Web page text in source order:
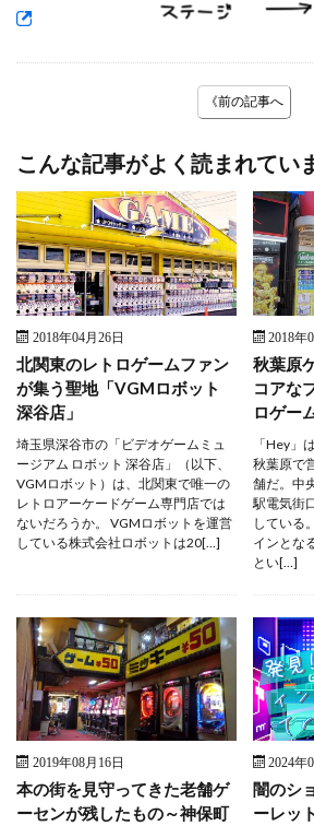
《前の記事へ
こんな記事がよく読まれてい
2018年04月26日
北関東のレトロゲームファン
が集う聖地「VGMロボット
深谷店」
埼玉県深谷市の「ビデオゲームミュ
ージアム ロボット 深谷店」（以下、
VGMロボット）は、北関東で唯一の
レトロアーケードゲーム専門店では
ないだろうか。 VGMロボットを運営
している株式会社ロボットは20[…]
2018年
秋葉原
コアな
ロゲー
「Hey」
秋葉原で
舗だ。中
駅電気街
している
インとな
とい[…]
2019年08月16日
本の街を見守ってきた老舗ゲ
ーセンが残したもの～神保町
2024年
闇のシ
ーレッ